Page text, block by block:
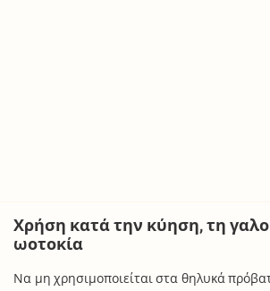
Χρήση κατά την κύηση, τη
ωοτοκία
Να μη χρησιμοποιείται στα θηλυκά